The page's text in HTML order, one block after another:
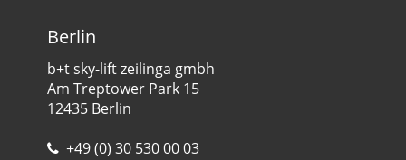
Berlin
b+t sky-lift zeilinga gmbh
Am Treptower Park 15
12435 Berlin
+49 (0) 30 530 00 03